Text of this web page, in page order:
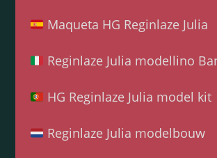
Maqueta HG Reginlaze Julia
Reginlaze Julia modellino
HG Reginlaze Julia model kit
Reginlaze Julia modelbouw